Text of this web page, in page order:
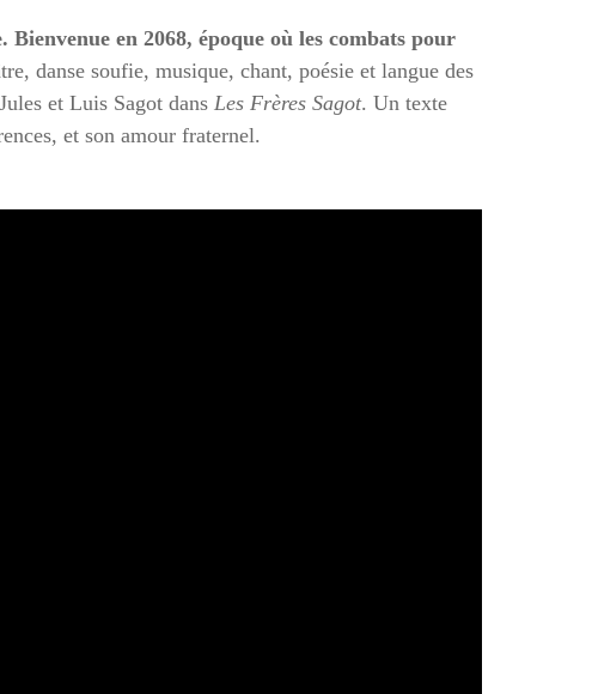
en 2068, époque où les combats pour
danse soufie, musique, chant, poésie et langue des
et Luis Sagot dans Les Frères Sagot. Un texte
et son amour fraternel.